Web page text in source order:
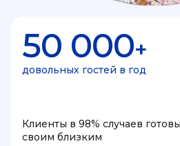
50 000+
довольных гостей в год
Клиенты в 98% случаев
своим близким